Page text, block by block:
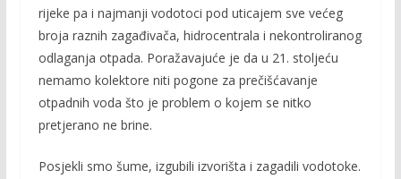
rijeke pa i najmanji vodotoci pod uticajem sve većeg
broja raznih zagađivača, hidrocentrala i nekontroliranog
odlaganja otpada. Poražavajuće je da u 21. stoljeću
nemamo kolektore niti pogone za prečišćavanje
otpadnih voda što je problem o kojem se nitko
pretjerano ne brine.
Posjekli smo šume, izgubili izvorišta i zagadili vodotoke.